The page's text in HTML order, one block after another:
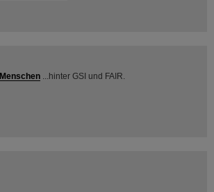
Menschen ...hinter GSI und FAIR.